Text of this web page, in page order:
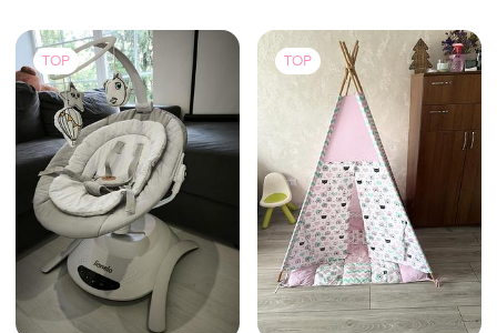
TOP TOP